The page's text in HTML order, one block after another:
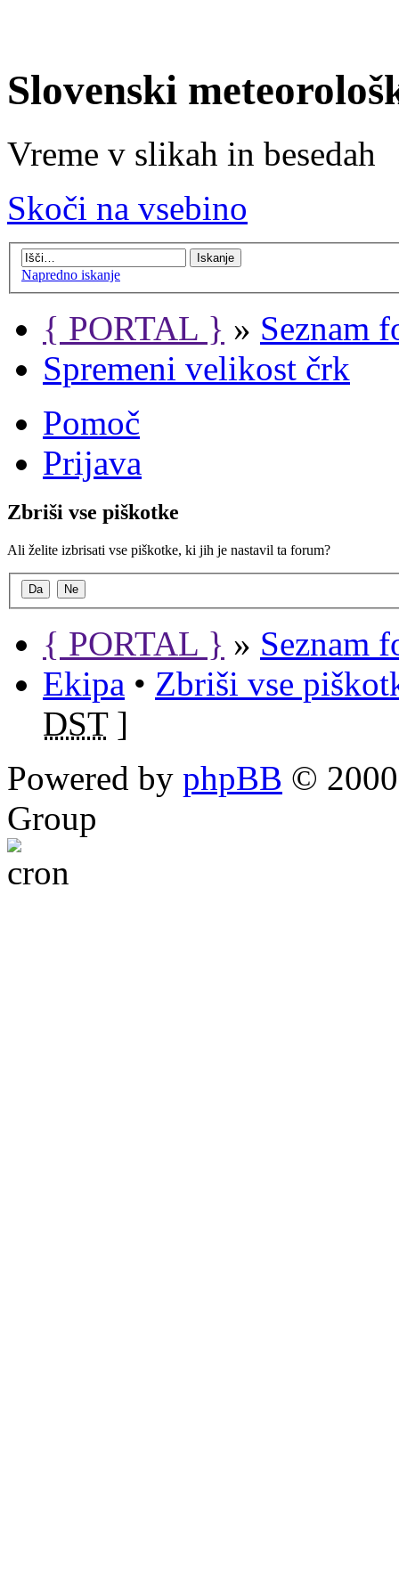
Slovenski
Vreme v slikah in besedah
Skoči na vsebino
Napredno iskanje
{ PORTAL } » Seznam
Spremeni velikost črk
Pomoč
Prijava
Zbriši vse piškotke
Ali želite izbrisati vse piškotke, ki jih je nastavil ta forum?
{ PORTAL } » Seznam
Ekipa • Zbriši vse
DST]
Powered by phpBB ©
Group